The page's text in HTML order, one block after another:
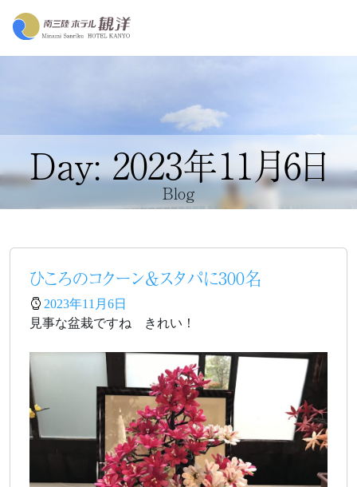
Day: 2023年11月6日
Blog
ひころのコクーン＆スタパに300名
2023年11月6日
見事な盆栽ですね きれい！